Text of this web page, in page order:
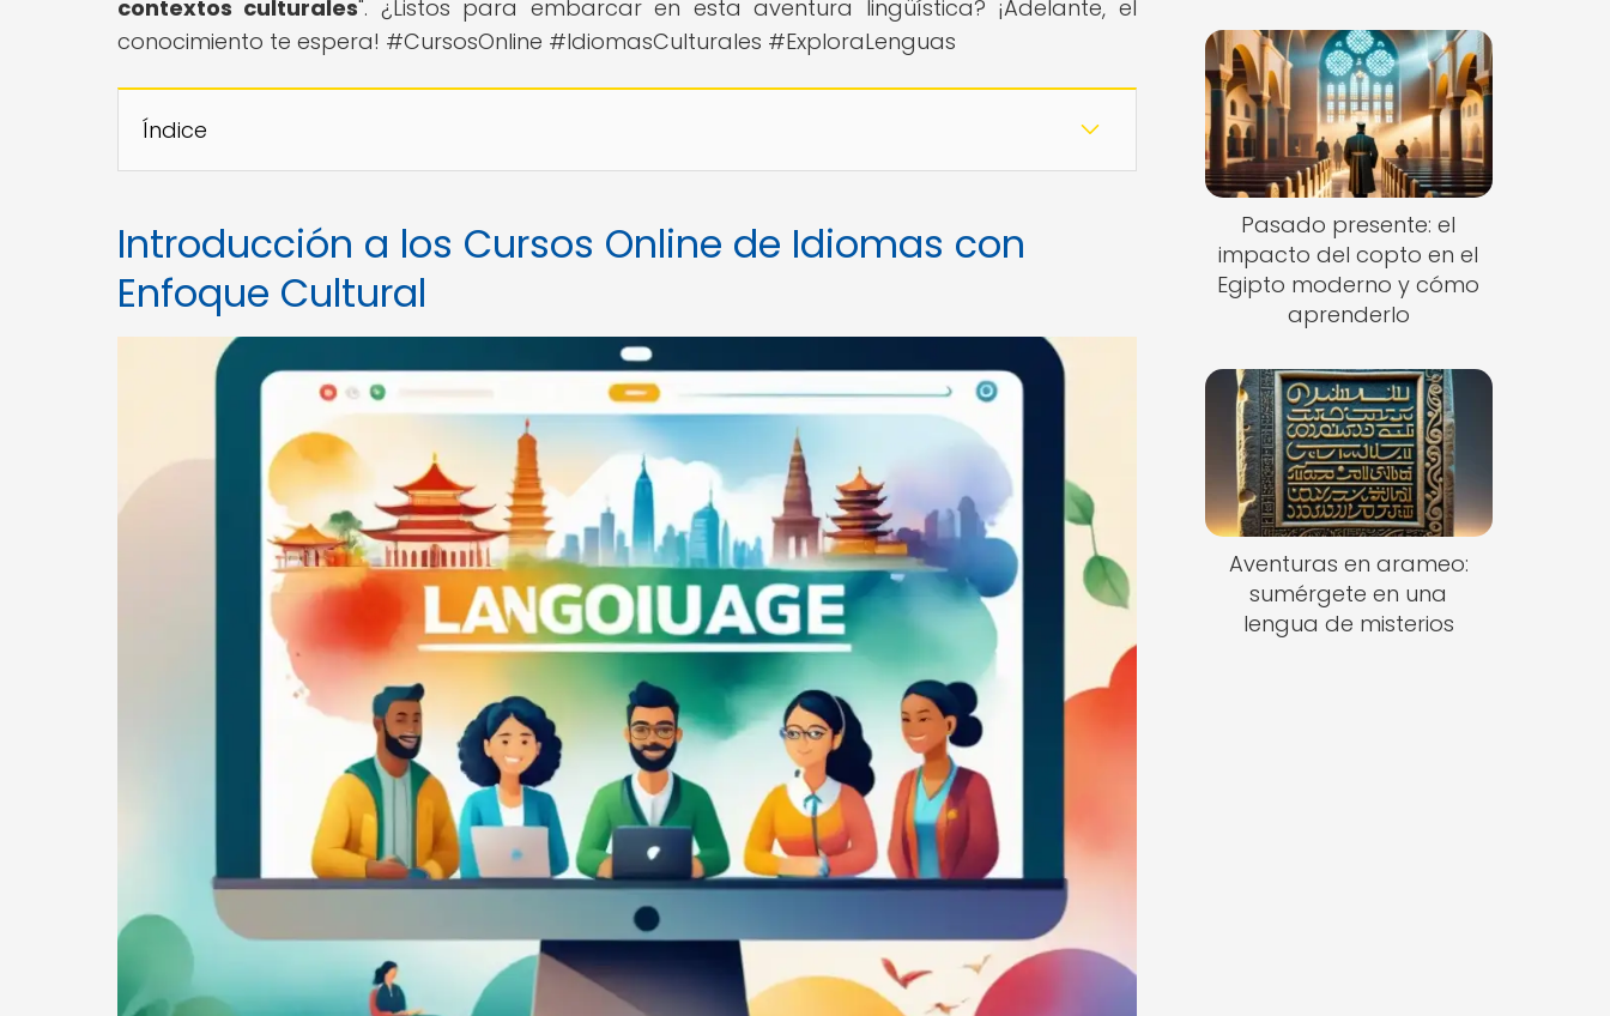
contextos culturales". ¿Listos para embarcar en esta aventura lingüística? ¡Adelante, el
conocimiento te espera! #CursosOnline #IdiomasCulturales #ExploraLenguas
Índice
Introducción a los Cursos Online de Idiomas con
Enfoque Cultural
Pasado presente: el
impacto del copto en el
Egipto moderno y cómo
aprenderlo
Aventuras en arameo:
sumérgete en una
lengua de misterios